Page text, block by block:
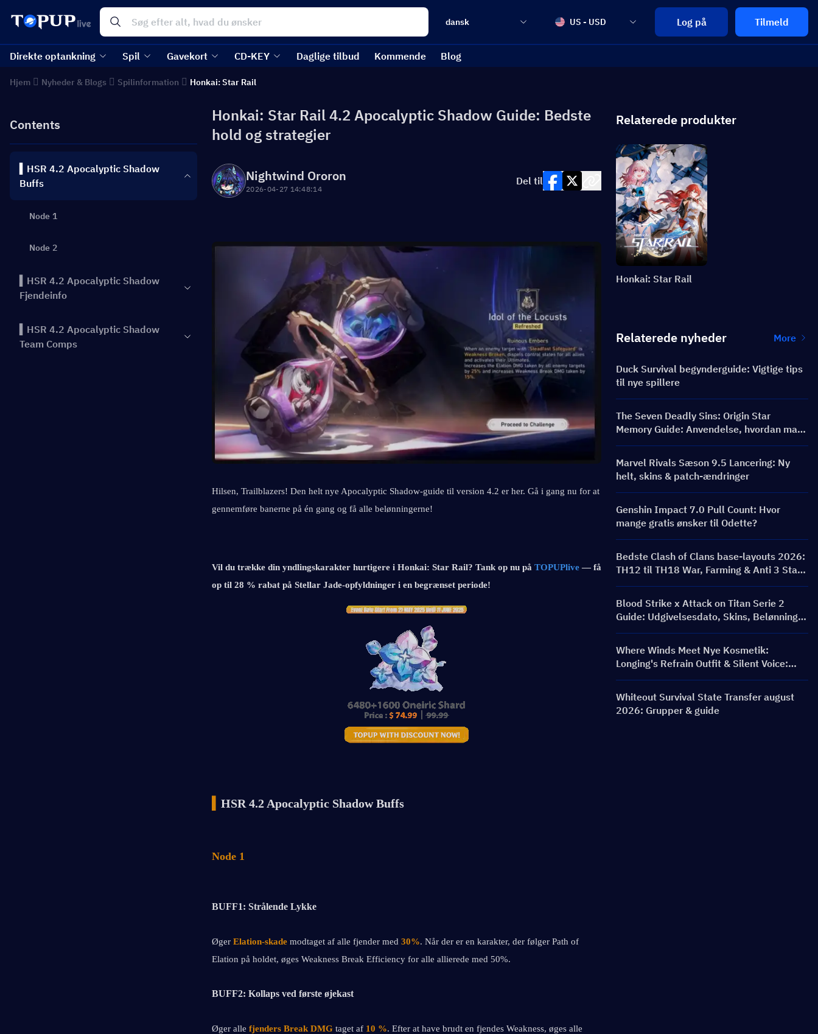
dansk US - USD Log på Tilmeld
Direkte optankning Spil Gavekort CD-KEY Daglige tilbud Kommende Blog
Hjem Nyheder & Blogs Spilinformation Honkai: Star Rail
Contents
▍HSR 4.2 Apocalyptic Shadow
Buffs
Node 1
Node 2
▍HSR 4.2 Apocalyptic Shadow
Fjendeinfo
▍HSR 4.2 Apocalyptic Shadow
Team Comps
Honkai: Star Rail 4.2 Apocalyptic Shadow Guide: Bedste
hold og strategier
Nightwind Ororon
2026-04-27 14:48:14
Del til
Hilsen, Trailblazers! Den helt nye Apocalyptic Shadow-guide til version 4.2 er her. Gå i gang nu for at
gennemføre banerne på én gang og få alle belønningerne!
Vil du trække din yndlingskarakter hurtigere i Honkai: Star Rail? Tank op nu på TOPUPlive — få
op til 28 % rabat på Stellar Jade-opfyldninger i en begrænset periode!
HSR 4.2 Apocalyptic Shadow Buffs
Node 1
BUFF1: Strålende Lykke
Øger Elation-skade modtaget af alle fjender med 30%. Når der er en karakter, der følger Path of
Elation på holdet, øges Weakness Break Efficiency for alle allierede med 50%.
BUFF2: Kollaps ved første øjekast
Øger alle fjenders Break DMG taget af 10 %. Efter at have brudt en fjendes Weakness, øges alle
Relaterede produkter
Honkai: Star Rail
Relaterede nyheder More
Duck Survival begynderguide: Vigtige tips
til nye spillere
The Seven Deadly Sins: Origin Star
Memory Guide: Anvendelse, hvordan man
får dem & de bedste tips til forbrug
Marvel Rivals Sæson 9.5 Lancering: Ny
helt, skins & patch-ændringer
Genshin Impact 7.0 Pull Count: Hvor
mange gratis ønsker til Odette?
Bedste Clash of Clans base-layouts 2026:
TH12 til TH18 War, Farming & Anti 3 Star-
baser
Blood Strike x Attack on Titan Serie 2
Guide: Udgivelsesdato, Skins, Belønninger
& Top Up Event
Where Winds Meet Nye Kosmetik:
Longing's Refrain Outfit & Silent Voice:
Crest Aria Våbenskin Udgivet!
Whiteout Survival State Transfer august
2026: Grupper & guide